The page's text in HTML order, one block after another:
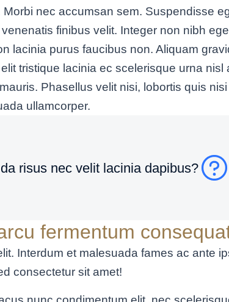
nec accumsan sem. Suspendisse
finibus velit. Integer non nibh
lacinia purus faucibus non. Aliquam
tristique lacinia ec scelerisque urna nisl
Phasellus velit nisi, lobortis quis
ullamcorper.
risus nec velit lacinia dapibus?
fermentum
Interdum et malesuada fames ac ante
consectetur sit amet!